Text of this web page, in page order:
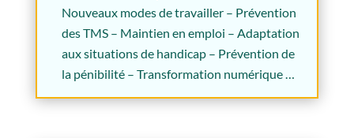
Nouveaux modes de travailler – Prévention
des TMS – Maintien en emploi – Adaptation
aux situations de handicap – Prévention de
la pénibilité – Transformation numérique …